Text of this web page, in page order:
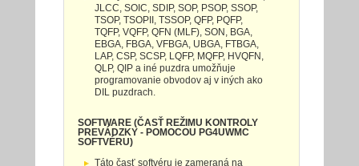
JLCC, SOIC, SDIP, SOP, PSOP, SSOP,
TSOP, TSOPII, TSSOP, QFP, PQFP,
TQFP, VQFP, QFN (MLF), SON, BGA,
EBGA, FBGA, VFBGA, UBGA, FTBGA,
LAP, CSP, SCSP, LQFP, MQFP, HVQFN,
QLP, QIP a iné puzdra umožňuje
programovanie obvodov aj v iných ako
DIL puzdrach.
SOFTWARE (ČASŤ REŽIMU KONTROLY
PREVÁDZKY - POMOCOU PG4UWMC
SOFTVÉRU)
Táto časť softvéru je zameraná na